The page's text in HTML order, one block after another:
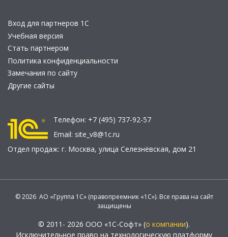
Вход для партнеров 1С
Учебная версия
Стать партнером
Политика конфиденциальности
Замечания по сайту
Другие сайты
Телефон: +7 (495) 737-92-57
Email: site_v8@1c.ru
Отдел продаж: г. Москва, улица Селезнёвская, дом 21
© 2026 АО «Группа 1С» (правопреемник «1С»). Все права на сайт
защищены
© 2011- 2026 ООО «1С-Софт» (о компании).
Исключительное право на технологическую платформу